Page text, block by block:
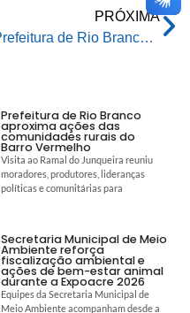
PRÓXIMA
Prefeitura de Rio Branco fortalece a agricultura familiar com incentivos ao cultivo de arroz
Prefeitura de Rio Branco
aproxima ações das
comunidades rurais do
Barro Vermelho
Visita ao Ramal do Junqueira reuniu
moradores, produtores, lideranças
políticas e comunitárias para
Secretaria Municipal de Meio
Ambiente reforça
fiscalização ambiental e
ações de bem-estar animal
durante a Expoacre 2026
Equipes da Secretaria Municipal de
Meio Ambiente acompanham desde a